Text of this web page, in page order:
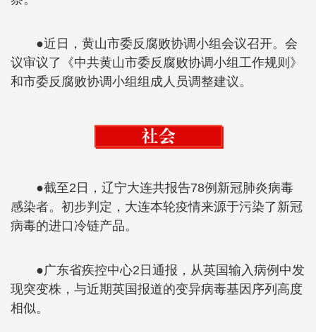
●近日，黄山市委反腐败协调小组会议召开。会
议审议了《中共黄山市委反腐败协调小组工作规则》
和市委反腐败协调小组组成人员调整建议。
●截至2日，辽宁大连共报告78例新冠肺炎病毒
感染者。初步判定，大连本轮疫情来源于污染了新冠
病毒的进口冷链产品。
●广东省疾控中心2日通报，从英国输入病例中发
现突变株，与近期英国报道的变异病毒基因序列高度
相似。